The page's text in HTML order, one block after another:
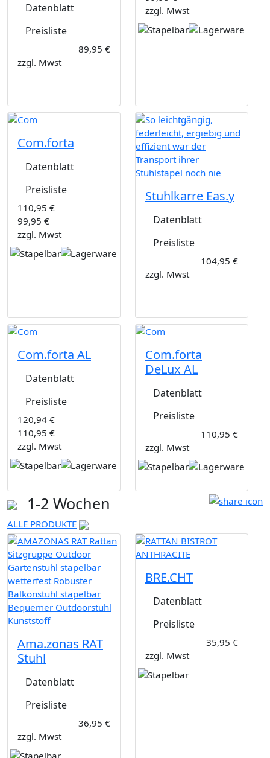
Datenblatt
Preisliste
89,95 €
zzgl. Mwst
zzgl. Mwst
Com.forta
Datenblatt
Preisliste
110,95 €
99,95 €
zzgl. Mwst
Stuhlkarre Eas.y
Datenblatt
Preisliste
104,95 €
zzgl. Mwst
Com.forta AL
Datenblatt
Preisliste
120,94 €
110,95 €
zzgl. Mwst
Com.forta
DeLux AL
Datenblatt
Preisliste
110,95 €
zzgl. Mwst
1-2 Wochen
ALLE PRODUKTE
Ama.zonas RAT
Stuhl
Datenblatt
Preisliste
36,95 €
zzgl. Mwst
BRE.CHT
Datenblatt
Preisliste
35,95 €
zzgl. Mwst